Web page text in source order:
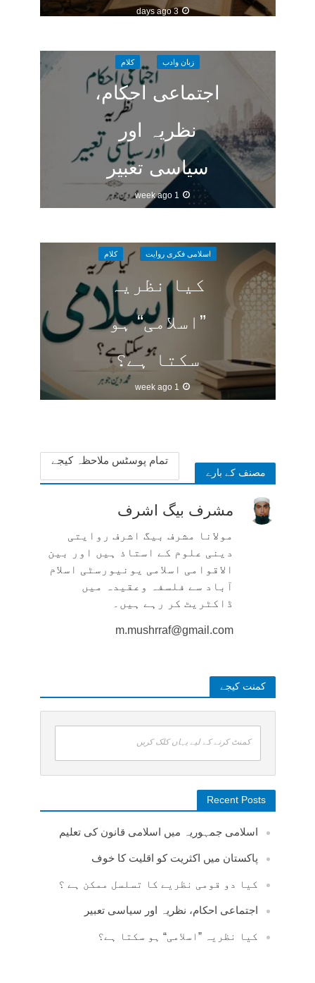
3 days ago
زبان وادب کلام
اجتماعی احکام،
نظریہ اور
سیاسی تعبیر
1 week ago
اسلامی فکری روایت کلام
کیا نظریہ
”اسلامی“ ہو
سکتا ہے؟
1 week ago
مصنف کے بارے
تمام پوسٹس ملاحظہ کیجے
مشرف بیگ اشرف
مولانا مشرف بیگ اشرف روایتی
دینی علوم کے استاذ ہیں اور بین
الاقوامی اسلامی یونیورسٹی اسلام
آباد سے فلسفہ وعقیدہ میں
ڈاکٹریٹ کر رہے ہیں۔
m.mushrraf@gmail.com
کمنت کیجے
کمنٹ کرنے کے لیے یہاں کلک کریں
Recent Posts
اسلامی جمہوریہ میں اسلامی قانون کی تعلیم
پاکستان میں اکثریت کو اقلیت کا خوف
کیا دو قومی نظریے کا تسلسل ممکن ہے ؟
اجتماعی احکام، نظریہ اور سیاسی تعبیر
کیا نظریہ ”اسلامی“ ہو سکتا ہے؟